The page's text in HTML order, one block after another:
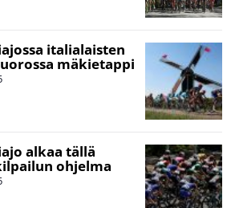
italialaisten
mäkietappi
alkaa tällä
ohjelma